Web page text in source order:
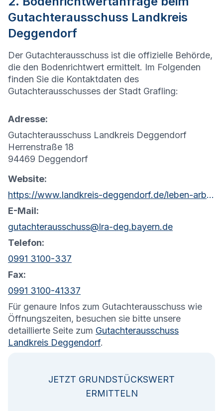
Gutachterausschuss Landkreis
Deggendorf
Der Gutachterausschuss ist die offizielle Behörde,
die den Bodenrichtwert ermittelt. Im Folgenden
finden Sie die Kontaktdaten des
Gutachterausschusses der Stadt Grafling:
Adresse:
Gutachterausschuss Landkreis Deggendorf
Herrenstraße 18
94469 Deggendorf
Website:
https://www.landkreis-deggendorf.de/leben-arbeiten/bauen/bauamt/?wertermittlung-gutachterausschuss&orga=74032
E-Mail:
gutachterausschuss@lra-deg.bayern.de
Telefon:
0991 3100-337
Fax:
0991 3100-41337
Für genaure Infos zum Gutachterausschuss wie
Öffnungszeiten, besuchen sie bitte unsere
detaillierte Seite zum Gutachterausschuss
Landkreis Deggendorf.
JETZT GRUNDSTÜCKSWERT
ERMITTELN